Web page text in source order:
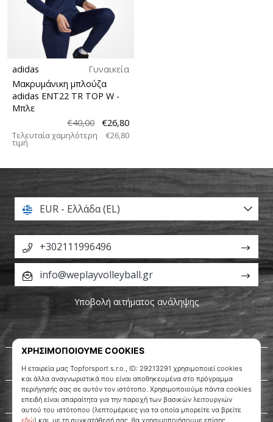
adidas
Γυναικεία
Μακρυμάνικη μπλούζα
adidas ENT22 TR TOP W -
Μπλε
€40,00
€26,80
Τελευταία χαμηλότερη
τιμή
€26,80
Σχετικά μ' εμάς
Εξυπηρέτηση πελατών
EUR - Ελλάδα (EL)
+302111996496
info@weplayvolleyball.gr
Υποβολή αιτήματος ανάληψης